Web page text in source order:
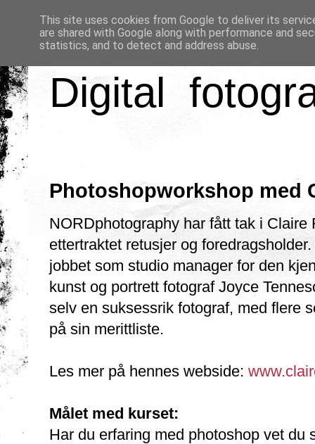
Digital
Photoshopworkshop med
NORDphotography har fått tak i Claire
ettertraktet retusjer og
jobbet som studio manager for den
kunst og portrett fotograf Joyce
selv en suksessrik fotograf, med flere
på sin merittliste.
Les mer på hennes webside:
Målet med kurset:
Har du erfaring med photoshop vet
This site uses cookies from Google to deliver its
are shared with Google along with performance and
statistics, and to detect and address abuse.